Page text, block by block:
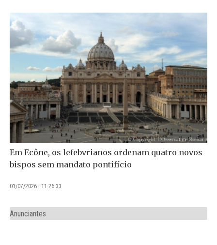
Em Ecône, os lefebvrianos ordenam quatro novos
bispos sem mandato pontifício
01/07/2026 | 11:26:33
Anunciantes